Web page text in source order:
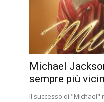
Michael
sempre più
Il successo di "Michael"